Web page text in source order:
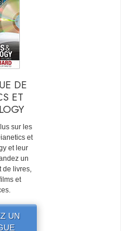
DE
ET
sur les
et
et leur
un
de livres,
et
UN